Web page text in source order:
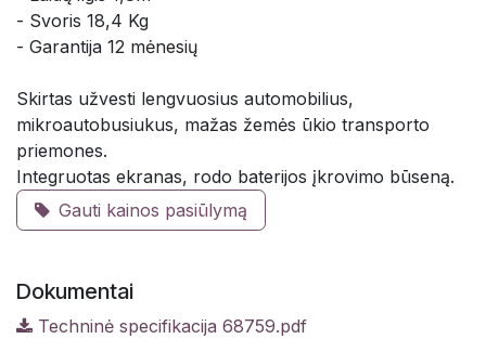
- Svoris 18,4 Kg
- Garantija 12 mėnesių
Skirtas užvesti lengvuosius automobilius,
mikroautobusiukus, mažas žemės ūkio transporto
priemones.
Integruotas ekranas, rodo baterijos įkrovimo būseną.
Gauti kainos pasiūlymą
Dokumentai
Techninė specifikacija 68759.pdf